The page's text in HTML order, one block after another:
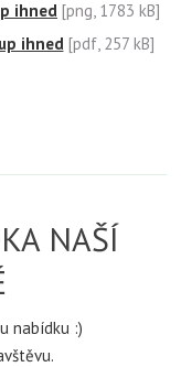
ihned [png, 1783 kB]
ihned [pdf, 257 kB]
NAŠÍ
nabídku :)